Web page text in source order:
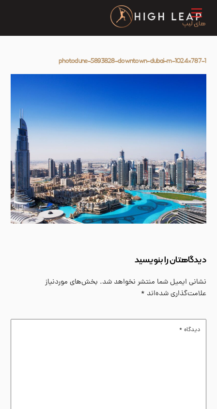
content
Menu
photodune-5893828-downtown-dubai-m-1024×787-1
دیدگاهتان را بنویسید
نشانی ایمیل شما منتشر نخواهد شد. بخش‌های موردنیاز
علامت‌گذاری شده‌اند *
دیدگاه *